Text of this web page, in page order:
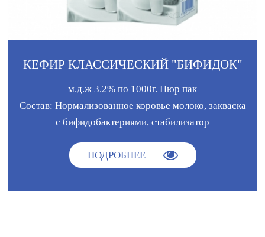
КЕФИР КЛАССИЧЕСКИЙ "БИФИДОК"
м.д.ж 3.2% по 1000г. Пюр пак
Состав: Нормализованное коровье молоко, закваска
с бифидобактериями, стабилизатор
ПОДРОБНЕЕ